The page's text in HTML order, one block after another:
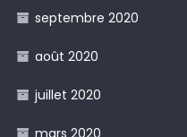
septembre 2020
août 2020
juillet 2020